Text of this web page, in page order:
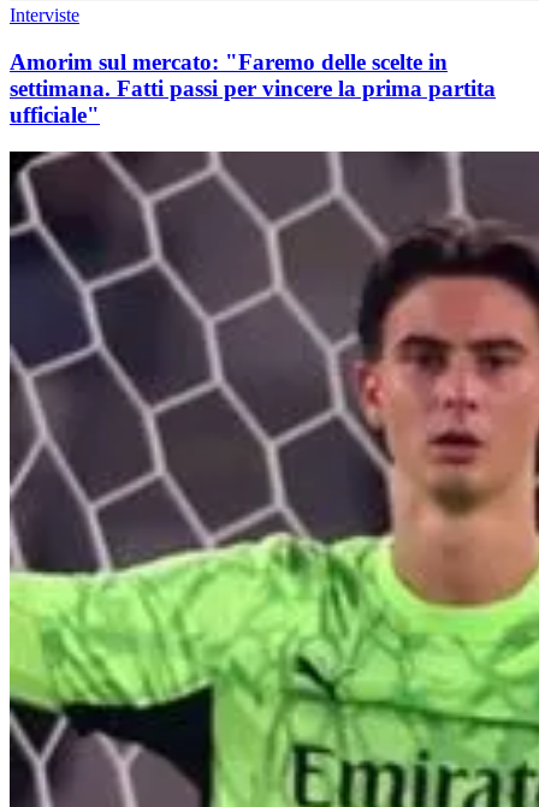
Interviste
Amorim sul mercato: "Faremo delle scelte in
settimana. Fatti passi per vincere la prima partita
ufficiale"